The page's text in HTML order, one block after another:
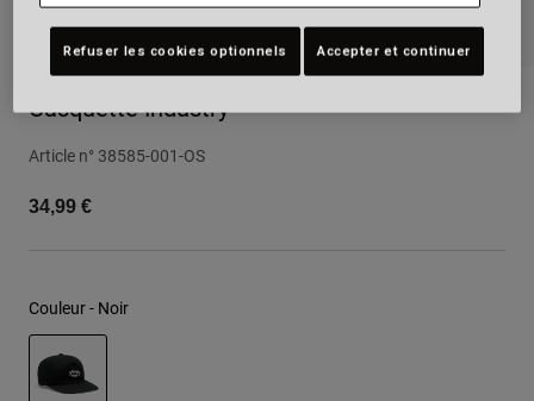
Casquette Industry
Article n° 38585-001-OS
34,99 €
Couleur - Noir
Refuser les cookies optionnels Accepter et continuer